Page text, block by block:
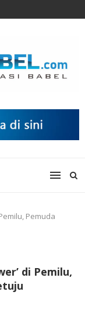
Pemuda
di Pemilu,